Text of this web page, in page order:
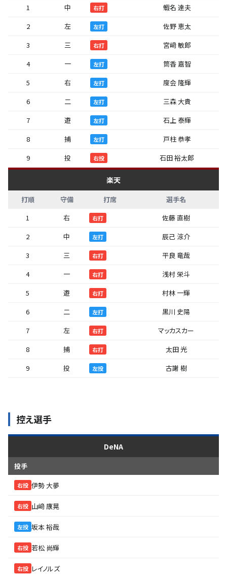
1
中 右打
蝦名 達夫
2
左 左打
佐野 恵太
3
三 右打
宮﨑 敏郎
4
一 左打
筒香 嘉智
5
右 左打
度会 隆輝
6
二 左打
三森 大貴
7
遊 左打
石上 泰輝
8
捕 左打
戸柱 恭孝
9
投 右投 石田 裕太郎
楽天
打順 守備 打席
選手名
1
右 右打
佐藤 直樹
2
中 左打
辰己 涼介
3
三 右打
平良 竜哉
4
一 右打
浅村 栄斗
5
遊 右打
村林 一輝
6
二 左打
黒川 史陽
7
左 右打
マッカスカー
8
捕 右打
太田 光
9
投 左投 古謝 樹
控え選手
DeNA
投手
右投 伊勢 大夢
右投 山﨑 康晃
左投 坂本 裕哉
右投 若松 尚輝
右投 レイノルズ